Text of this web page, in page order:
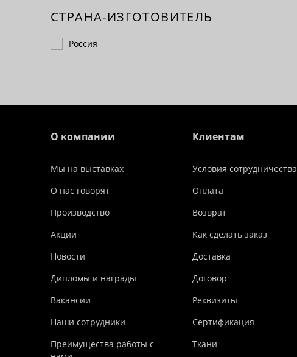
СТРАНА-ИЗГОТОВИТЕЛЬ
Россия
О компании
Мы на выставках
О нас говорят
Производство
Акции
Новости
Дипломы и награды
Вакансии
Наши сотрудники
Преимущества работы с
Клиентам
Условия сотрудничества
Оплата
Возврат
Как сделать заказ
Доставка
Договор
Реквизиты
Сертификация
Ткани